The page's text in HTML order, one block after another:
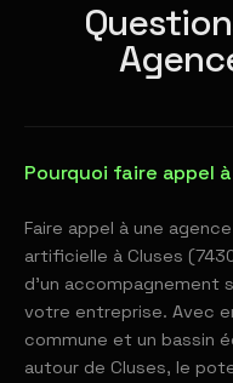
Pourquoi faire appel
Faire appel à une
artificielle à Cluses
d'un accompagnement
votre entreprise. Avec
commune et un bassin
autour de Cluses, le